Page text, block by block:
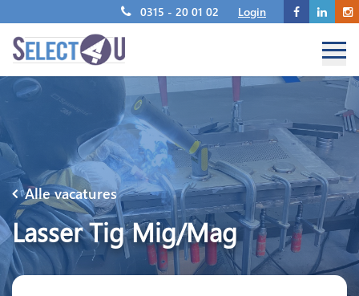
0315 - 20 01 02 Login
Alle vacatures
Lasser Tig Mig/Mag